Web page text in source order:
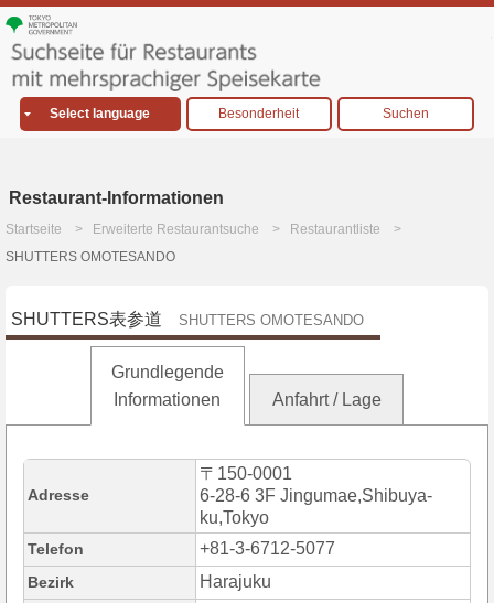
Select language Besonderheit Suchen
Restaurant-Informationen
Startseite Erweiterte Restaurantsuche
Restaurantliste
SHUTTERS OMOTESANDO
SHUTTERS表参道 SHUTTERS OMOTESANDO
Grundlegende
Informationen
Anfahrt / Lage
Adresse
〒150-0001
6-28-6 3F Jingumae,Shibuya-
ku,Tokyo
Telefon +81-3-6712-5077
Bezirk Harajuku